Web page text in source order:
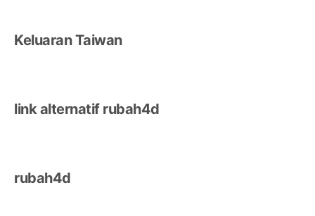
Keluaran Taiwan
link alternatif rubah4d
rubah4d